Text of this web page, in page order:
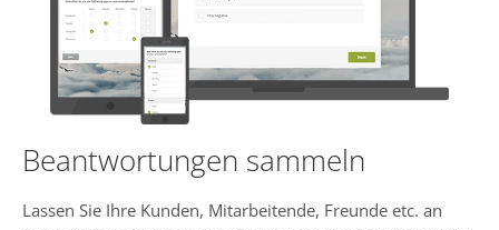
Beantwortungen sammeln
Lassen Sie Ihre Kunden, Mitarbeitende, Freunde etc. an